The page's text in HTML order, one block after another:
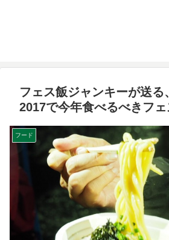
フェス飯ジャンキーが送る
2017で今年食べるべきフェ
フード